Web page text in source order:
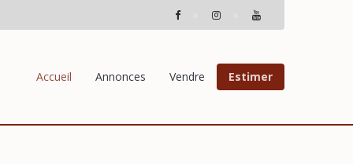
Accueil Annonces Vendre Estimer